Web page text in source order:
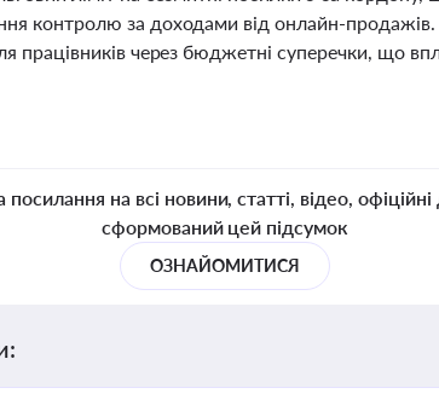
контролю за доходами від онлайн-продажів.
працівників через бюджетні суперечки, що
на всі новини, статті, відео,
сформований цей підсумок
ОЗНАЙОМИТИСЯ